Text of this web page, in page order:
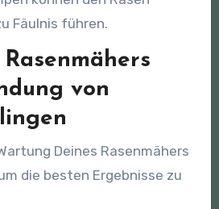
Fäulnis führen.
von
Deines Rasenmähers
die besten Ergebnisse zu